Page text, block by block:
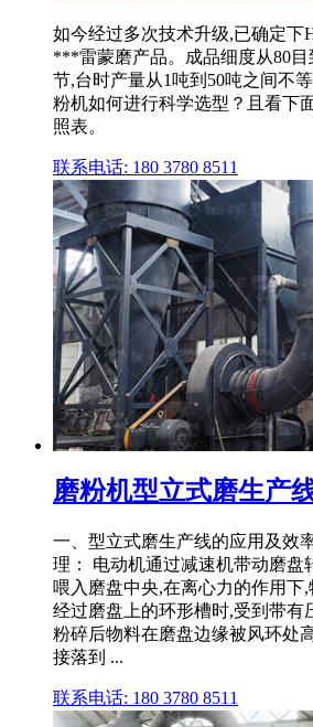
如今经过多次技术升级,已确定下
***雷蒙磨产品。成品细度从80目
节,台时产量从1吨到50吨之间不
粉机如何进行科学选型？且看下
照表。
联系电话: 180 3780 8511
磨粉机型立式磨生产
一、型立式磨生产线的应用及效
理： 电动机通过减速机带动磨盘
喂入磨盘中央,在离心力的作用下
经过磨盘上的环形槽时,受到带有
粉碎后物料在磨盘边缘被风环处
接落到 ...
联系电话: 180 3780 8511